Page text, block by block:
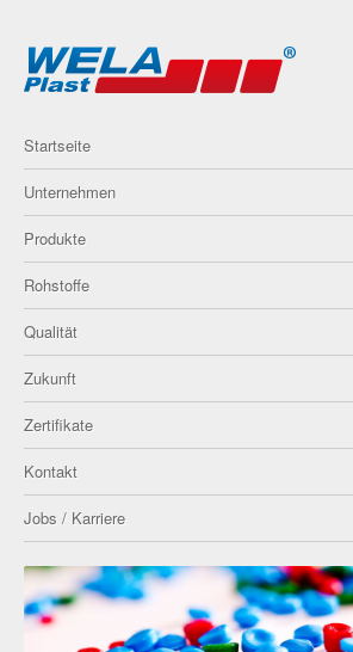
Startseite
Unternehmen
Produkte
Rohstoffe
Qualität
Zukunft
Zertifikate
Kontakt
Jobs / Karriere